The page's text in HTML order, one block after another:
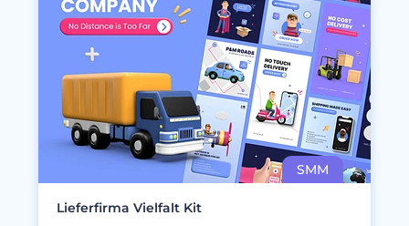
Lieferfirma Vielfalt Kit